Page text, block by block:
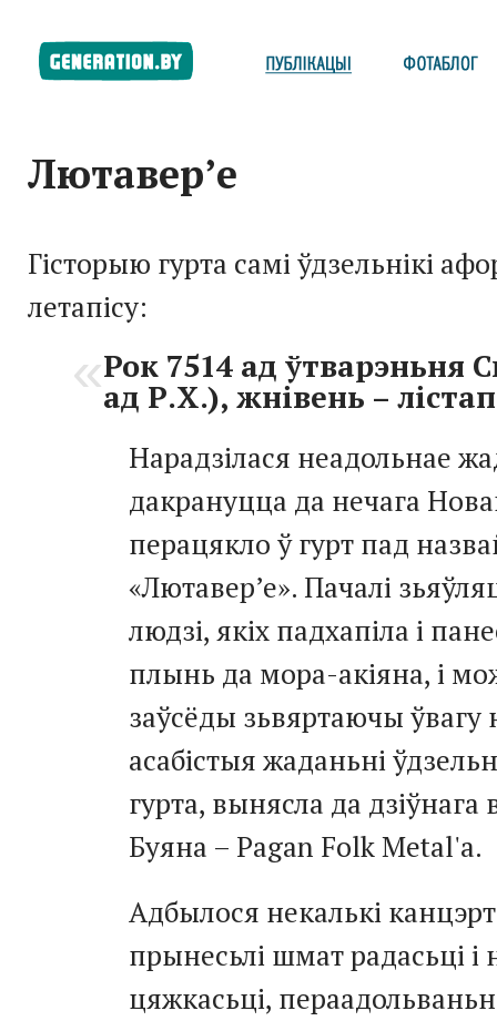
Лютавер’е
Гісторыю гурта самі ўдзельнікі
летапісу:
Рок 7514 ад ўтварэньня
ад Р.Х.), жнівень –
Нарадзілася неадольнае
дакрануцца да нечага
перацякло ў гурт пад
«Лютавер’е». Пачалі
людзі, якіх падхапіла і
плынь да мора-акіяна, і
заўсёды зьвяртаючы ўвагу
асабістыя жаданьні
гурта, вынясла да дзіўнага
Буяна – Pagan Folk Metal'а.
Адбылося некалькі
прынесьлі шмат радасьці і
цяжкасьці,